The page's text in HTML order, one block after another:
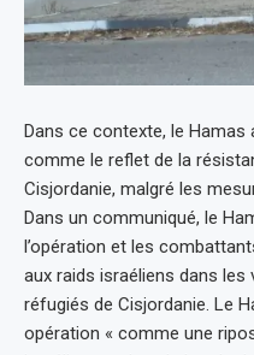
Dans ce contexte, le Hamas
comme le reflet de la
Cisjordanie, malgré les
Dans un communiqué, le
l’opération et les
aux raids israéliens dans les
réfugiés de Cisjordanie. Le
opération « comme une